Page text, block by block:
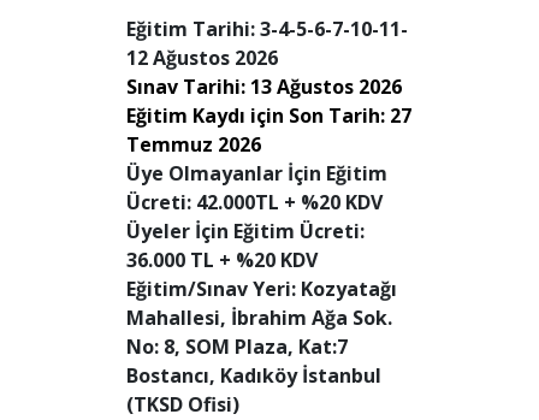
Eğitim Tarihi: 3-4-5-6-7-10-11-
12 Ağustos 2026
Sınav Tarihi: 13 Ağustos 2026
Eğitim Kaydı için Son Tarih: 27
Temmuz 2026
Üye Olmayanlar İçin Eğitim
Ücreti: 42.000TL + %20 KDV
Üyeler İçin Eğitim Ücreti:
36.000 TL + %20 KDV
Eğitim/Sınav Yeri: Kozyatağı
Mahallesi, İbrahim Ağa Sok.
No: 8, SOM Plaza, Kat:7
Bostancı, Kadıköy İstanbul
(TKSD Ofisi)